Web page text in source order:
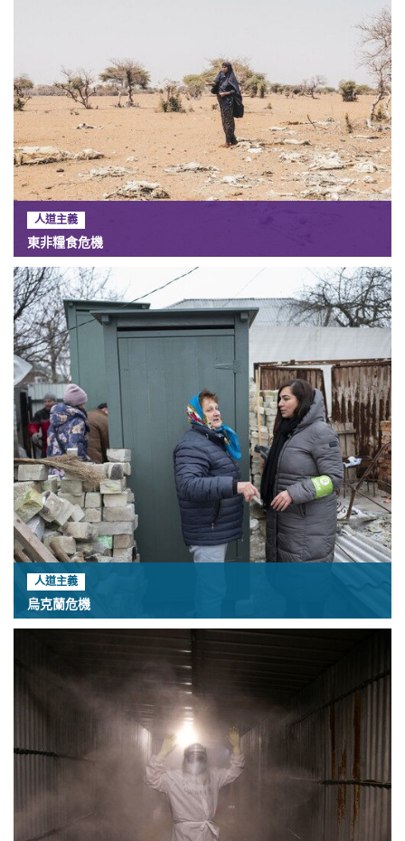
人道主義
東非糧食危機
人道主義
烏克蘭危機